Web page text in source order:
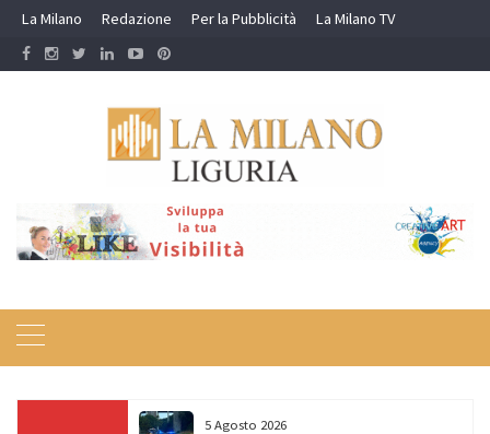
Skip
content
La Milano Redazione Per la Pubblicità La Milano TV
5 Agosto 2026